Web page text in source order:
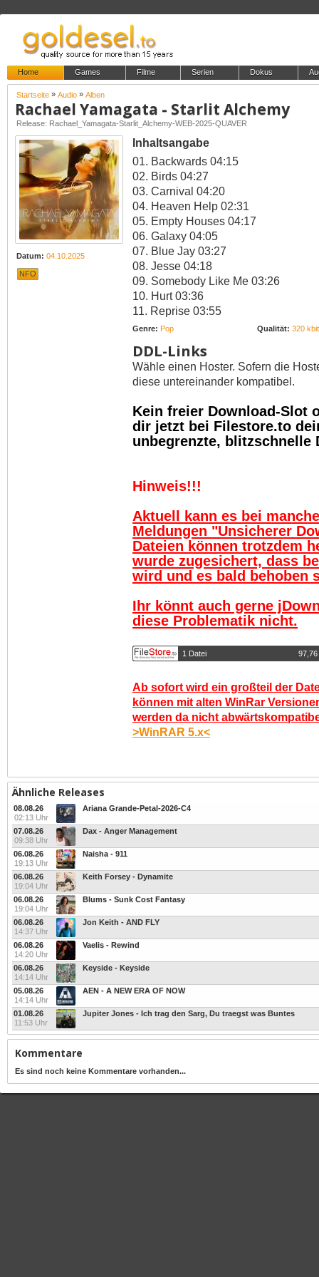
Home Games Filme Serien Dokus
Startseite » Audio » Alben
Rachael Yamagata - Starlit Alchemy
Release: Rachael_Yamagata-Starlit_Alchemy-WEB-2025-QUAVER
Datum: 04.10.2025
NFO
Inhaltsangabe
01. Backwards 04:15
02. Birds 04:27
03. Carnival 04:20
04. Heaven Help 02:31
05. Empty Houses 04:17
06. Galaxy 04:05
07. Blue Jay 03:27
08. Jesse 04:18
09. Somebody Like Me 03:26
10. Hurt 03:36
11. Reprise 03:55
Genre: Pop Qualität: 320
DDL-Links
Wähle einen Hoster. Sofern die
diese untereinander kompatibel.
Kein freier Download-Slot
dir jetzt bei Filestore.to
unbegrenzte, blitzschnelle
Hinweis!!!
Aktuell kann es bei
Meldungen "Unsicherer
Dateien können trotzdem
wurde zugesichert, dass
wird und es bald behoben
Ihr könnt auch gerne
diese Problematik nicht.
1 Datei 97,76
Ab sofort wird ein großteil der
können mit alten WinRar
werden da nicht
>WinRAR 5.x<
Ähnliche Releases
08.08.26
02:13 Uhr
Ariana Grande-Petal-2026-C4
07.08.26
09:38 Uhr
Dax - Anger Management
06.08.26
19:13 Uhr
Naisha - 911
06.08.26
19:04 Uhr
Keith Forsey - Dynamite
06.08.26
19:04 Uhr
Blums - Sunk Cost Fantasy
06.08.26
14:37 Uhr
Jon Keith - AND FLY
06.08.26
14:20 Uhr
Vaelis - Rewind
06.08.26
14:14 Uhr
Keyside - Keyside
05.08.26
14:14 Uhr
AEN - A NEW ERA OF NOW
01.08.26
11:53 Uhr
Jupiter Jones - Ich trag den Sarg, Du traegst was Buntes
Kommentare
Es sind noch keine Kommentare vorhanden...